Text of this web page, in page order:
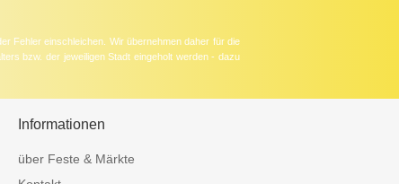
Fehler einschleichen. Wir übernehmen daher für die
bzw. der jeweiligen Stadt eingeholt werden - dazu
Informationen
über Feste & Märkte